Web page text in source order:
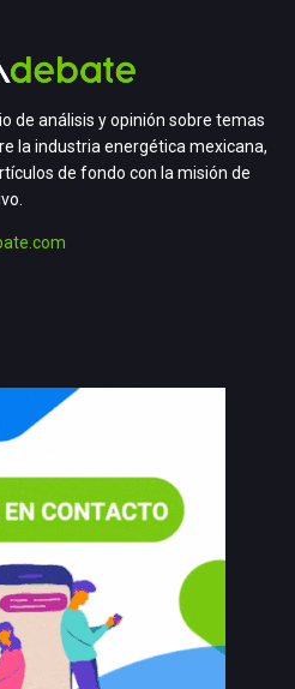
de análisis y opinión sobre temas
la industria energética mexicana,
de fondo con la misión de